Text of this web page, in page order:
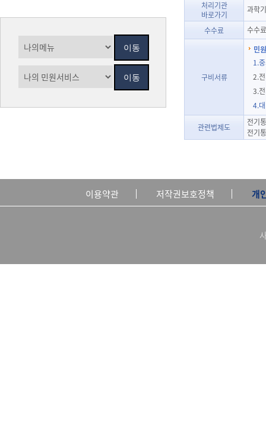
처리기관
바로가기
과학
수수료 수수
구비서류
민
1.
2.
3.
4.
관련법제도
전기
전기
이용약관 저작권보호정책 개